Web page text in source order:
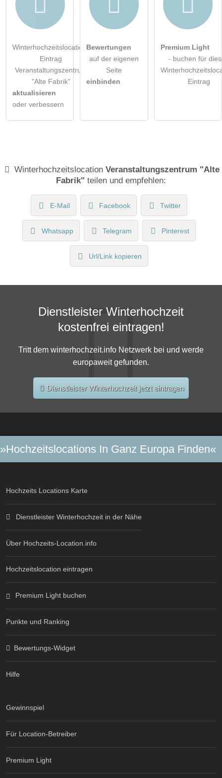
Winterhochzeitslocation-
Eintrag
Veranstaltungszentrum
"Alte Fabrik"
aktualisieren
oder verbessern
Bewertungen
auf der eigenen
Seite
einbinden
Premium Light
- buchen für
Eintrag
Winterhochzeitslocation Veranstaltungszentrum "Alte
Fabrik" teilen und empfehlen:
E-Mail Facebook Twitter
Whatsapp Telegram Pinterest
Url/Link kopieren
Dienstleister Winterhochzeit
kostenfrei eintragen!
Tritt dem winterhochzeit.info Netzwerk bei und werde
europaweit gefunden.
Dienstleister Winterhochzeit jetzt eintragen
»Hochzeitslocations In Ganz Europa Finden«
Hochzeits Locations Karte
Dienstleister Winterhochzeit in der Nähe
Über Hochzeits-Location.info
Hochzeitslocation eintragen
Premium Light buchen
Punkte und Ranking
Bewertungs-Widget
Hilfe
Gewinnspiel
Für Location-Betreiber
Premium Light